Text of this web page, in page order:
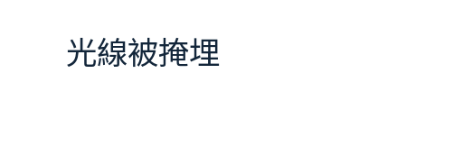
光線被掩埋